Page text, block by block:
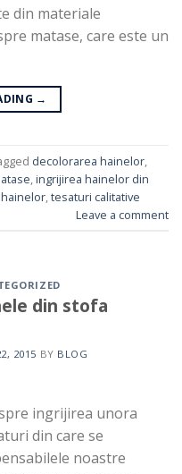
din materiale
matase, care este un
→
decolorarea hainelor,
,ingrijirea hainelor din
,tesaturi calitative
Leave a comment
din stofa
2015 BY BLOG
ingrijirea unora
din care se
noastre